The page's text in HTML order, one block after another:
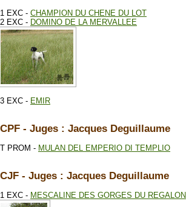
1 EXC - CHAMPION DU CHENE DU LOT
2 EXC - DOMINO DE LA MERVALLEE
3 EXC - EMIR
CPF - Juges : Jacques Deguillaume
T PROM - MULAN DEL EMPERIO DI TEMPLIO
CJF - Juges : Jacques Deguillaume
1 EXC - MESCALINE DES GORGES DU REGALON